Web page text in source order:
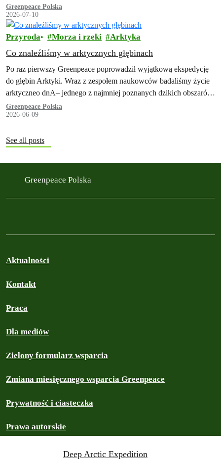
Deep Arctic Expedition
Greenpeace Polska
2026-07-10
Przyroda Morza i rzeki Arktyka
Co znaleźliśmy w arktycznych głębinach
Po raz pierwszy Greenpeace poprowadził wyjątkową ekspedycję
do głębin Arktyki. Wraz z zespołem naukowców badaliśmy życie
arktyczneo dnA– jednego z najmniej poznanych dzikich obszarów
Ziemi – i byliśmy zdumieni tym,…
Greenpeace Polska
2026-06-09
See all posts
Greenpeace Polska
Aktualności
Kontakt
Praca
Dla mediów
Zielony formularz wsparcia
Zmiana miesięcznego wsparcia Greenpeace
Prywatność i ciasteczka
Prawa autorskie